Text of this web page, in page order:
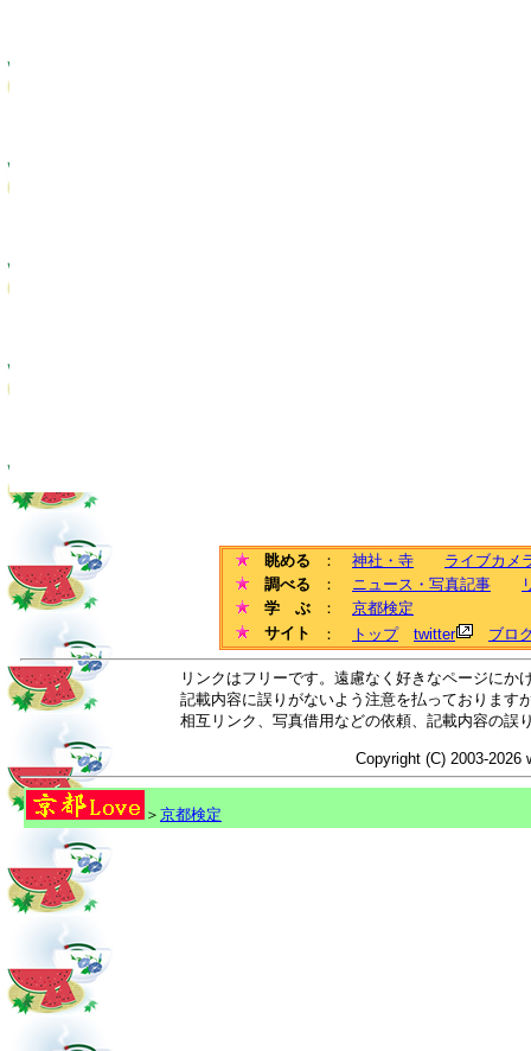
眺める ： 神社・寺
ライブカメ
調べる
： ニュース・写真記事
学 ぶ
： 京都検定
サイト
： トップ twitter ブロ
リンクはフリーです。遠慮なく好きなページに
記載内容に誤りがないよう注意を払っております
相互リンク、写真借用などの依頼、記載内容の誤
Copyright (C) 2003-2026
＞ 京都検定